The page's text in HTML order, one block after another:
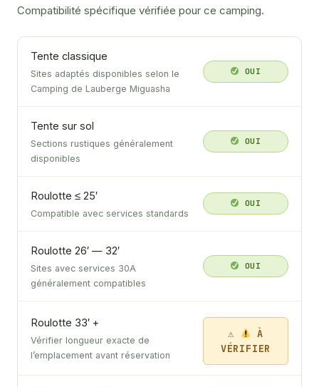
Compatibilité spécifique vérifiée pour ce camping.
Tente classique
Sites adaptés disponibles selon le
Camping de Lauberge Miguasha
OUI
Tente sur sol
Sections rustiques généralement
disponibles
OUI
Roulotte ≤ 25′
Compatible avec services standards
OUI
Roulotte 26′ — 32′
Sites avec services 30A
généralement compatibles
OUI
Roulotte 33′ +
Vérifier longueur exacte de
l’emplacement avant réservation
À
VÉRIFIER